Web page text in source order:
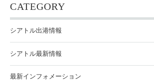
CATEGORY
シアトル出港情報
シアトル最新情報
最新インフォメーション